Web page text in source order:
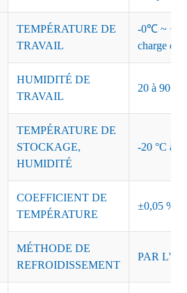
TEMPÉRATURE DE
TRAVAIL
-0℃ ~
charge de
HUMIDITÉ DE
TRAVAIL
20 à 90 %
TEMPÉRATURE DE
STOCKAGE,
HUMIDITÉ
-20 °C à
COEFFICIENT DE
TEMPÉRATURE
±0,05 %/
MÉTHODE DE
REFROIDISSEMENT
PAR